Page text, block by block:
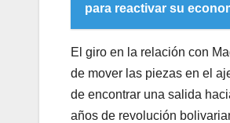
para reactivar su
El giro en la relación con
de mover las piezas en el
de encontrar una salida
años de revolución